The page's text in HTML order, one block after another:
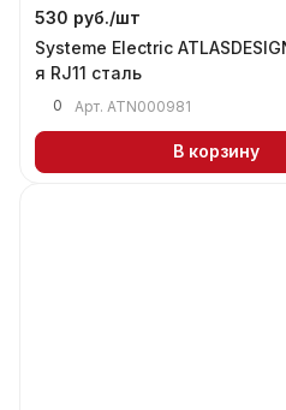
530 руб./шт
Systeme Electric
я RJ11 сталь
0 Арт. ATN000981
В корзину